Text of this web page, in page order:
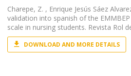
Charepe, Z. , Enrique Jesús Sáez
validation into spanish of the
scale in nursing students. Revista Rol
DOWNLOAD AND MORE DETAILS